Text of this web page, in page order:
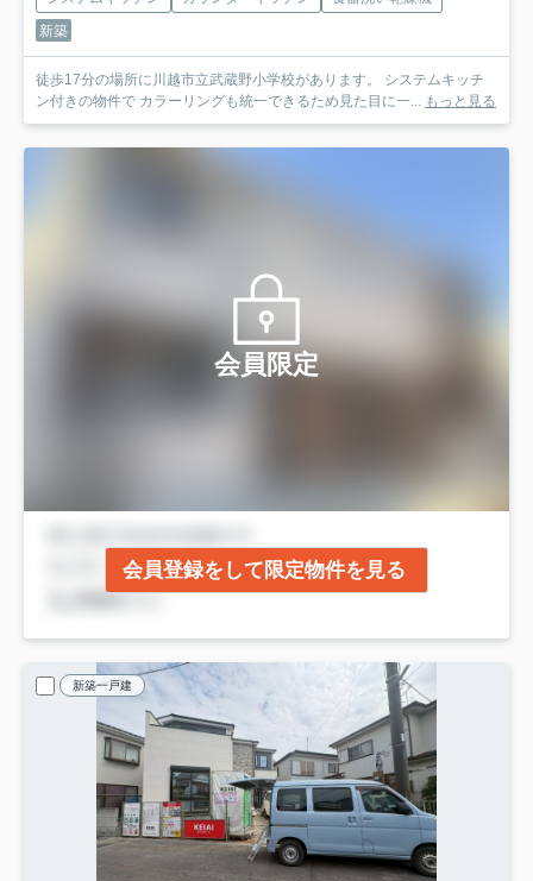
新築
徒歩17分の場所に川越市立武蔵野小学校があります。 システムキッチ
ン付きの物件で カラーリングも統一できるため見た目に一... もっと見る
会員限定
会員登録をして限定物件を見る
新築一戸建